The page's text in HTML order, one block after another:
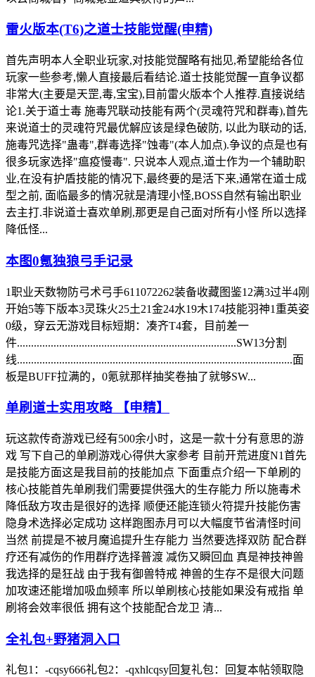
雷火版本(T6)之道士技能觉醒(申精)
首先声明本人全职业玩家,对技能觉醒略有拙见,希望能给各位
玩家一些参考,懒人直接最后看结论.道士技能觉醒一直争议都
非常大(主要是天罡,毒,宝宝),目前雷火版本个人推荐.直接说结
论1.关于道士毒 施毒咒联动技能有两个(灵魂符咒和群毒),首先
来说道士的灵魂符咒最优解应该是绿色破防, 以此为联动的话,
施毒咒选择"蛊毒",群毒选择"蚀毒"(本人加点).争议的点是也有
很多玩家选择"瘟疫慢毒". 只说本人观点,道士作为一个辅助职
业,在没有护盾技能的情况下,最终要的是活下来,通常在道士成
型之前, 面临最多的情况就是清理小怪,BOSS自然有输出职业
去主打.非说道士喜欢单刷,那更是自己面对所有小怪 所以选择
降低怪...
本图0氪独狼弓手记录
1职业天数物防弓术弓手611072262装备收藏图鉴12满3过半4刚
开始5等下版本3灵珠火25土21金24水19木174技能羽神1重英姿
0级，穿云无游戏目标短期：凑齐T4套，目前差一
件..............................................................................SW13分割
线..................................................................................................面
板是BUFF拉满的，0氪就那样抽奖卷抽了就够SW...
单刷道士实用攻略 【申精】
玩这款传奇游戏已经有500余小时，这是一款十分有意思的游
戏 写下自己的单刷游戏心得供大家参考 目前开荒进度N1首先
是技能方面这是我目前的技能加点 下面重点介绍一下单刷的
核心技能首先单刷我们需要提供强大的生存能力 所以施毒术
降低敌方攻击是很好的选择 顺便还能连锁火符提升技能伤害
隐身术选择必定成功 这样跑图赤月可以大幅度节省清怪时间
当然 前提是不被月魔追提升生存能力 当然要选择双防 配合群
疗还有减伤的作用群疗选择普渡 减伤又瞬回血 真是神技神兽
我选择的是狂战 由于我有御兽特戒 神兽的生存不是很大问题
加攻速还能增加吸血频率 所以单刷核心技能如果没有戒指 单
刷将会效率很低 拥有这个技能配合龙卫 清...
全礼包+野猪洞入口
礼包1：-cqsy666礼包2：-qxhlcqsy回复礼包：回复本帖领取隐